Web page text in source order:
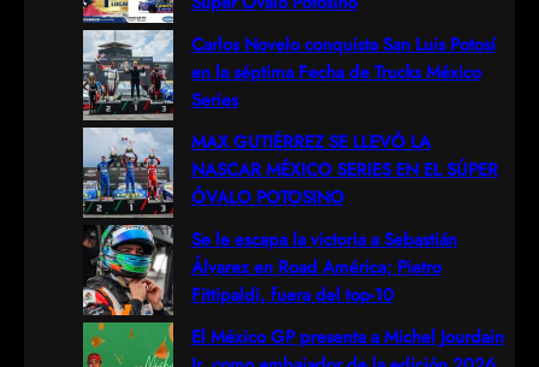
Carlos Novelo conquista San Luis Potosí
en la séptima Fecha de Trucks México
Series
MAX GUTIÉRREZ SE LLEVÓ LA
NASCAR MÉXICO SERIES EN EL SÚPER
ÓVALO POTOSINO
Se le escapa la victoria a Sebastián
Álvarez en Road América; Pietro
Fittipaldi, fuera del top-10
El México GP presenta a Michel Jourdain